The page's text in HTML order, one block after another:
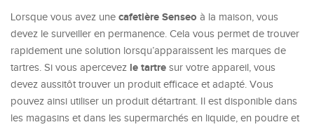
Lorsque vous avez une cafetière Senseo à la maison, vous
devez le surveiller en permanence. Cela vous permet de trouver
rapidement une solution lorsqu’apparaissent les marques de
tartres. Si vous apercevez le tartre sur votre appareil, vous
devez aussitôt trouver un produit efficace et adapté. Vous
pouvez ainsi utiliser un produit détartrant. Il est disponible dans
les magasins et dans les supermarchés en liquide, en poudre et